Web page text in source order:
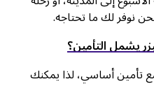
نوفر لك ما تحتاجه.
تأمين أساسي، لذا يمكنك